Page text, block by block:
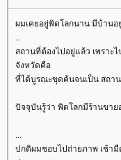
ผมเคยอยู่พิดโลกนาน มีบ้าน
..
สถานที่ต้องไปอยู่แล้ว เพราะ
จังหวัดคือ
ที่ได้บูรณะขุดค้นจนเป็น สถา
ปัจจุบันรู้ว่า พิดโลกมีร้านขาย
...
ปกติผมชอบไปถ่ายภาพ เช้า